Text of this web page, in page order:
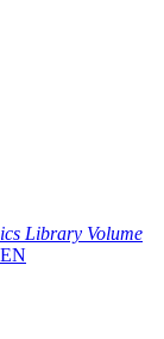
Library Volume